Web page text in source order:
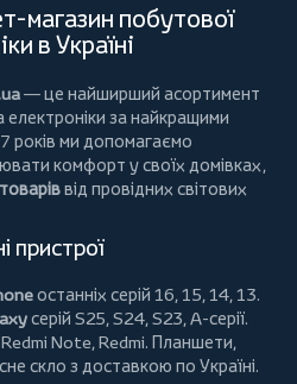
магазин побутової
в Україні
— це найширший асортимент
електроніки за найкращими
років ми допомагаємо
комфорт у своїх домівках,
від провідних світових
пристрої
останніх серій 16, 15, 14, 13.
серій S25, S24, S23, A-серії.
Note, Redmi. Планшети,
скло з доставкою по Україні.